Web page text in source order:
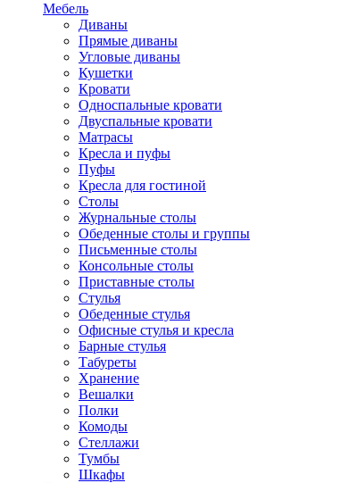
Мебель
Диваны
Прямые диваны
Угловые диваны
Кушетки
Кровати
Односпальные кровати
Двуспальные кровати
Матрасы
Кресла и пуфы
Пуфы
Кресла для гостиной
Столы
Журнальные столы
Обеденные столы и группы
Письменные столы
Консольные столы
Приставные столы
Стулья
Обеденные стулья
Офисные стулья и кресла
Барные стулья
Табуреты
Хранение
Вешалки
Полки
Комоды
Стеллажи
Тумбы
Шкафы